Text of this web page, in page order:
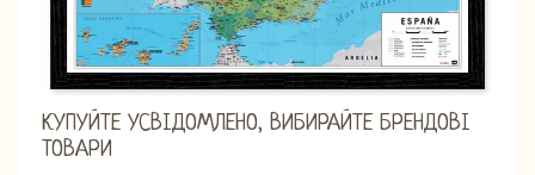
КУПУЙТЕ УСВІДОМЛЕНО, ВИБИРАЙТЕ БРЕНДОВІ
ТОВАРИ